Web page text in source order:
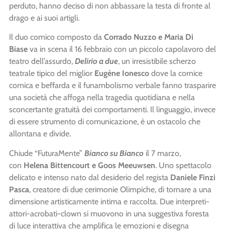
perduto, hanno deciso di non abbassare la testa di fronte al
drago e ai suoi artigli.
Il duo comico composto da Corrado Nuzzo e Maria Di
Biase va in scena il 16 febbraio con un piccolo capolavoro del
teatro dell’assurdo, Delirio a due, un irresistibile scherzo
teatrale tipico del miglior Eugène Ionesco dove la cornice
comica e beffarda e il funambolismo verbale fanno trasparire
una società che affoga nella tragedia quotidiana e nella
sconcertante gratuità dei comportamenti. Il linguaggio, invece
di essere strumento di comunicazione, è un ostacolo che
allontana e divide.
Chiude “FuturaMente” Bianco su Bianco il 7 marzo,
con Helena Bittencourt e Goos Meeuwsen. Uno spettacolo
delicato e intenso nato dal desiderio del regista Daniele Finzi
Pasca, creatore di due cerimonie Olimpiche, di tornare a una
dimensione artisticamente intima e raccolta. Due interpreti-
attori-acrobati-clown si muovono in una suggestiva foresta
di luce interattiva che amplifica le emozioni e disegna